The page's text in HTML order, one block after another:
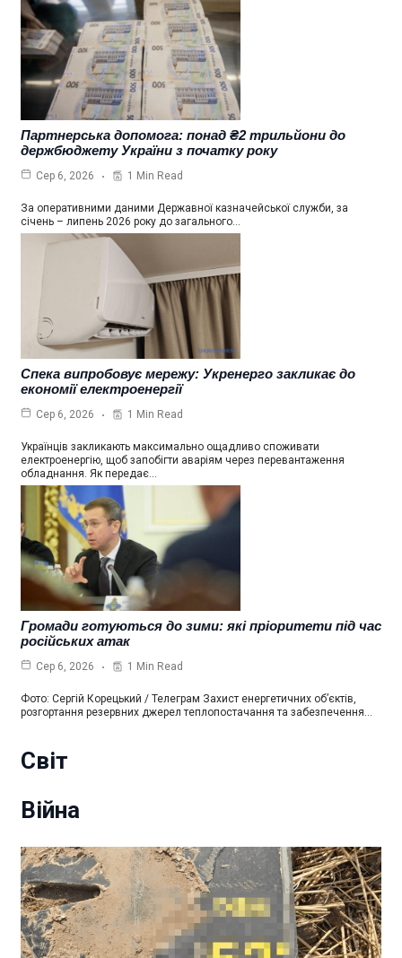
Партнерська допомога: понад ₴2 трильйони до
держбюджету України з початку року
Сер 6, 2026 1 Min Read
За оперативними даними Державної казначейської служби, за
січень – липень 2026 року до загального…
Спека випробовує мережу: Укренерго закликає до
економії електроенергії
Сер 6, 2026 1 Min Read
Українців закликають максимально ощадливо споживати
електроенергію, щоб запобігти аваріям через перевантаження
обладнання. Як передає…
Громади готуються до зими: які пріоритети під час
російських атак
Сер 6, 2026 1 Min Read
Фото: Сергій Корецький / Телеграм Захист енергетичних об’єктів,
розгортання резервних джерел теплопостачання та забезпечення…
Світ
Війна